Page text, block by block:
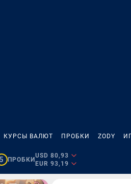
КУРСЫ ВАЛЮТ ПРОБКИ ZODY
5 ПРОБКИ
USD 80,93
EUR 93,19